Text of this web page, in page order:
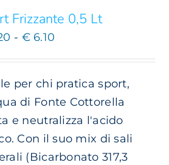
Frizzante 0,5 Lt
- €6.10
da
€ 3.20
a
€ 6.10
per chi pratica sport,
di Fonte Cottorella
e neutralizza l'acido
Con il suo mix di sali
(Bicarbonato 317,3